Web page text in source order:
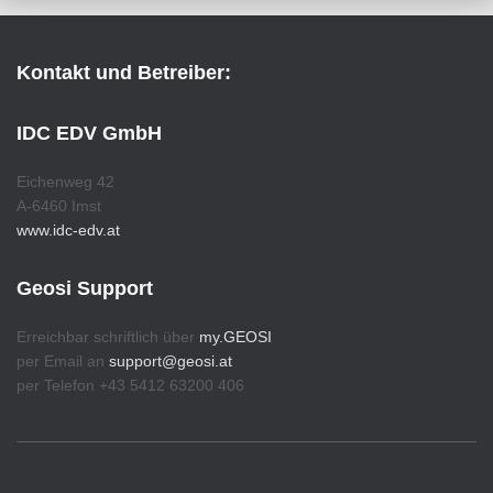
Kontakt und Betreiber:
IDC EDV GmbH
Eichenweg 42
A-6460 Imst
www.idc-edv.at
Geosi Support
Erreichbar schriftlich über my.GEOSI
per Email an support@geosi.at
per Telefon +43 5412 63200 406